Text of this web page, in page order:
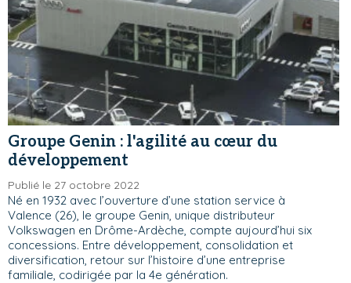
Groupe Genin : l'agilité au cœur du
développement
Publié le 27 octobre 2022
Né en 1932 avec l’ouverture d’une station service à
Valence (26), le groupe Genin, unique distributeur
Volkswagen en Drôme-Ardèche, compte aujourd’hui six
concessions. Entre développement, consolidation et
diversification, retour sur l’histoire d’une entreprise
familiale, codirigée par la 4e génération.